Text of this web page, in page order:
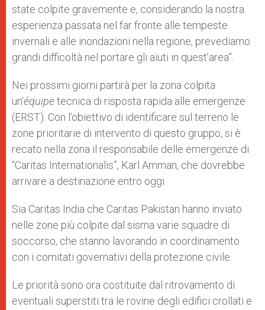
state colpite gravemente e, considerando la nostra
esperienza passata nel far fronte alle tempeste
invernali e alle inondazioni nella regione, prevediamo
grandi difficoltà nel portare gli aiuti in quest’area”.
Nei prossimi giorni partirà per la zona colpita
un’équipetecnica di risposta rapida alle emergenze
(ERST). Con l’obiettivo di identificare sul terreno le
zone prioritarie di intervento di questo gruppo, si è
recato nella zona il responsabile delle emergenze di
“Caritas Internationalis”, Karl Amman, che dovrebbe
arrivare a destinazione entro oggi.
Sia Caritas India che Caritas Pakistan hanno inviato
nelle zone più colpite dal sisma varie squadre di
soccorso, che stanno lavorando in coordinamento
con i comitati governativi della protezione civile.
Le priorità sono ora costituite dal ritrovamento di
eventuali superstiti tra le rovine degli edifici crollati e